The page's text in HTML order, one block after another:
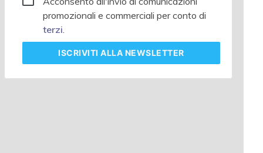
promozionali e commerciali per conto di
terzi.
ISCRIVITIALLA NEWSLETTER